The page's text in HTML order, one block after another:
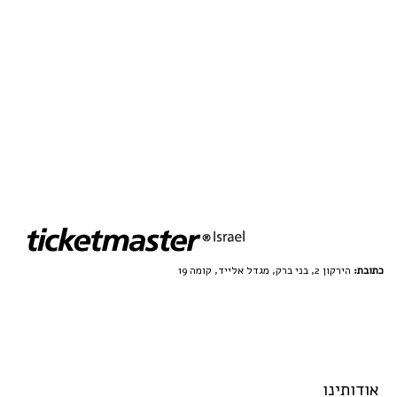
כתובת: הירקון 2, בני ברק, מגדל אלייד, קומה 19
אודותינו